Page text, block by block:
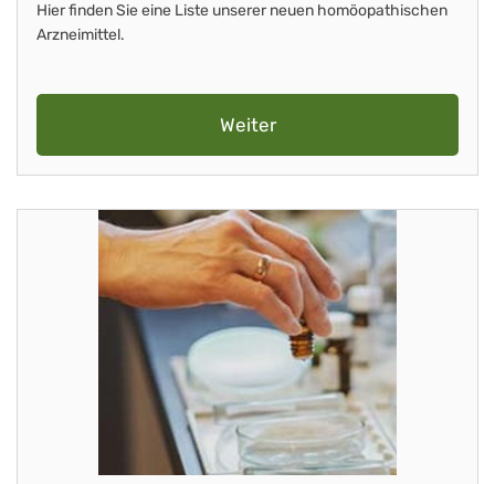
Hier finden Sie eine Liste unserer neuen homöopathischen
Arzneimittel.
Weiter